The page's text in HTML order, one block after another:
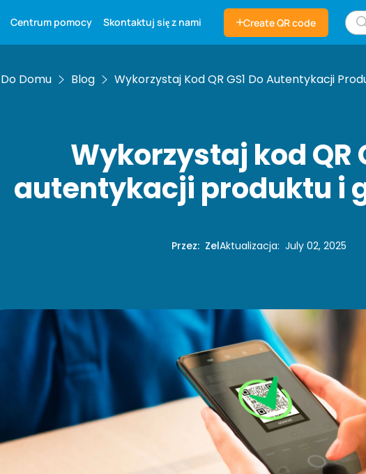
Centrum pomocy Skontaktuj się z nami Create QR code
Do Domu Blog Wykorzystaj Kod QR GS1 Do Autentykacji
Wykorzystaj kod QR
autentykacji produktu i
Przez: ZelAktualizacja:July 02, 2025